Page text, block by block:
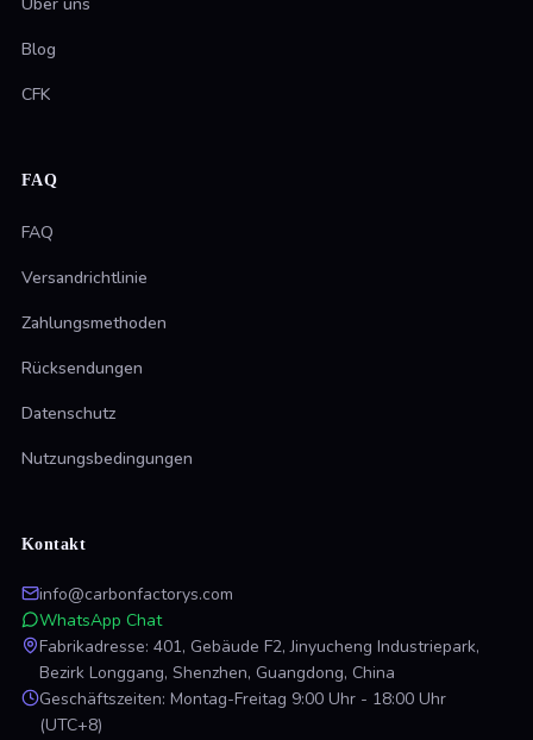
Blog
CFK
FAQ
FAQ
Versandrichtlinie
Zahlungsmethoden
Rücksendungen
Datenschutz
Nutzungsbedingungen
Kontakt
info@carbonfactorys.com
WhatsApp Chat
Fabrikadresse: 401, Gebäude F2, Jinyucheng Industriepark,
Bezirk Longgang, Shenzhen, Guangdong, China
Geschäftszeiten: Montag-Freitag 9:00 Uhr - 18:00 Uhr
(UTC+8)